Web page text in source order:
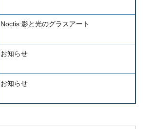
Noctis:影と光のグラスアート
お知らせ
お知らせ